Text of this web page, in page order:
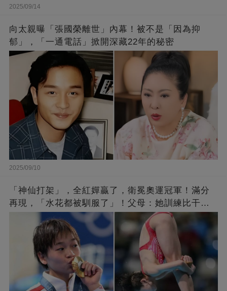
2025/09/14
向太親曝「張國榮離世」內幕！被不是「因為抑
郁」，「一通電話」掀開深藏22年的秘密
2025/09/10
「神仙打架」，全紅嬋贏了，衛冕奧運冠軍！滿分
再現，「水花都被馴服了」！父母：她訓練比干農
活累百倍！陳芋汐惜敗，獲得銀牌